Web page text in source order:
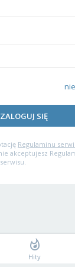
ZALOGUJ SIĘ
Regulaminu
akceptujesz
Hity